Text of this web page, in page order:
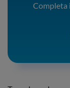
Completa